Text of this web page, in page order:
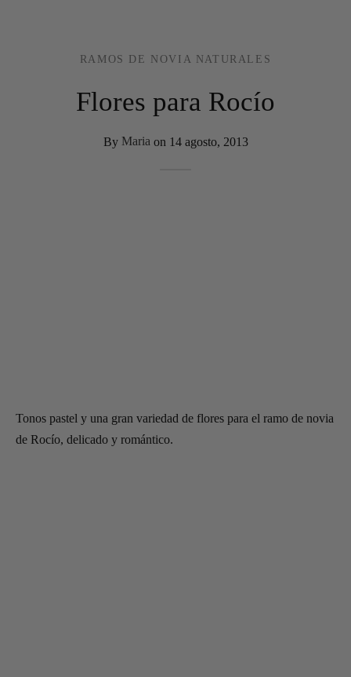
RAMOS DE NOVIA NATURALES
Flores para Rocío
By Mariaon 14 agosto, 2013
Tonos pastel y una gran variedad de flores para el ramo de novia
de Rocío, delicado y romántico.